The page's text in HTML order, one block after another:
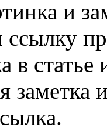
и
в статье
заметка